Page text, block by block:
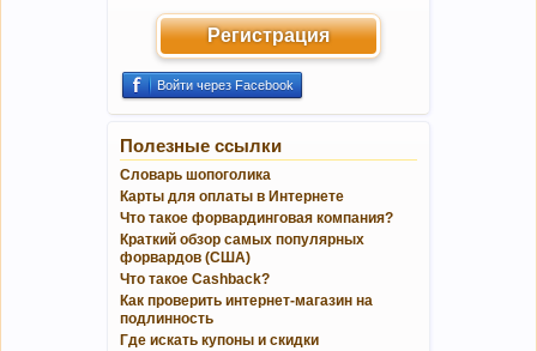
Регистрация
Войти через Facebook
Полезные ссылки
Словарь шопоголика
Карты для оплаты в Интернете
Что такое форвардинговая компания?
Краткий обзор самых популярных
форвардов (США)
Что такое Cashback?
Как проверить интернет-магазин на
подлинность
Где искать купоны и скидки